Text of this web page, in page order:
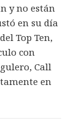
y no están
en su día
Top Ten,
con
Call
en